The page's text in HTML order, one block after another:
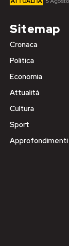
Sitemap
Cronaca
Politica
Economia
Attualità
Cultura
Sport
Approfondimenti